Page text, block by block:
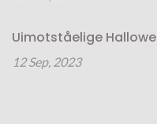
Uimotståelige
12 Sep, 2023